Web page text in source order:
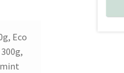
Eco